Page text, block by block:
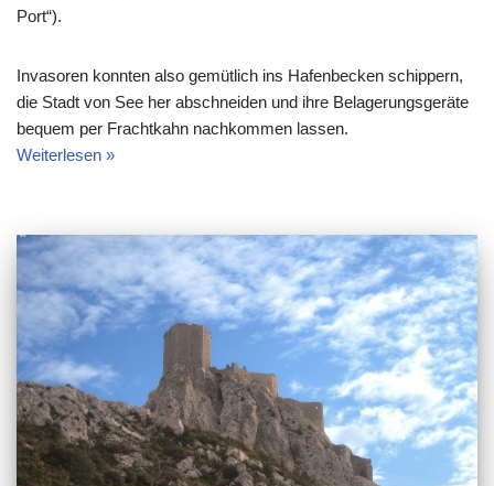
Port“).
Invasoren konnten also gemütlich ins Hafenbecken schippern,
die Stadt von See her abschneiden und ihre Belagerungsgeräte
bequem per Frachtkahn nachkommen lassen.
Weiterlesen »